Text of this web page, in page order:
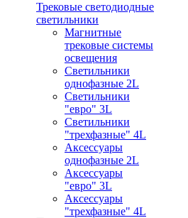
Трековые светодиодные
светильники
Магнитные
трековые системы
освещения
Светильники
однофазные 2L
Светильники
"евро" 3L
Светильники
"трехфазные" 4L
Аксессуары
однофазные 2L
Аксессуары
"евро" 3L
Аксессуары
"трехфазные" 4L